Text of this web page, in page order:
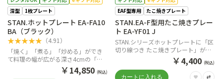
深型
1枚プレート
STAN.ホットプレート EA-FA10
BA（ブラック）
★★★★★ （4.91 ）
「焼く」「煮る」「炒める」ができ
て料理の幅が広がる深さ4cmの「深
￥14,850 (税込)
EAF型専用
たこ焼きプレート
STAN.EA-F型用たこ焼きプレー
ト EA-YF01 J
STAN.シリーズホットプレートに「区
切り線つき たこ焼きプレート」が新
￥4,400 (税込)